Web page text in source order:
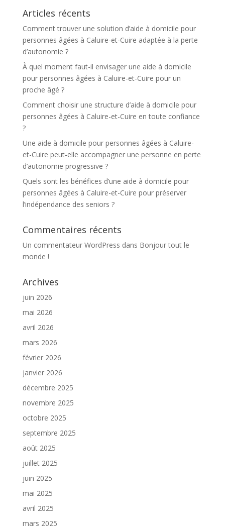
i
v
:
Articles récents
Comment trouver une solution d’aide à domicile pour
personnes âgées à Caluire-et-Cuire adaptée à la perte
d’autonomie ?
À quel moment faut-il envisager une aide à domicile
pour personnes âgées à Caluire-et-Cuire pour un
proche âgé ?
Comment choisir une structure d’aide à domicile pour
personnes âgées à Caluire-et-Cuire en toute confiance
?
Une aide à domicile pour personnes âgées à Caluire-
et-Cuire peut-elle accompagner une personne en perte
d’autonomie progressive ?
Quels sont les bénéfices d’une aide à domicile pour
personnes âgées à Caluire-et-Cuire pour préserver
l’indépendance des seniors ?
Commentaires récents
Un commentateur WordPress dans Bonjour tout le
monde !
Archives
juin 2026
mai 2026
avril 2026
mars 2026
février 2026
janvier 2026
décembre 2025
novembre 2025
octobre 2025
septembre 2025
août 2025
juillet 2025
juin 2025
mai 2025
avril 2025
mars 2025